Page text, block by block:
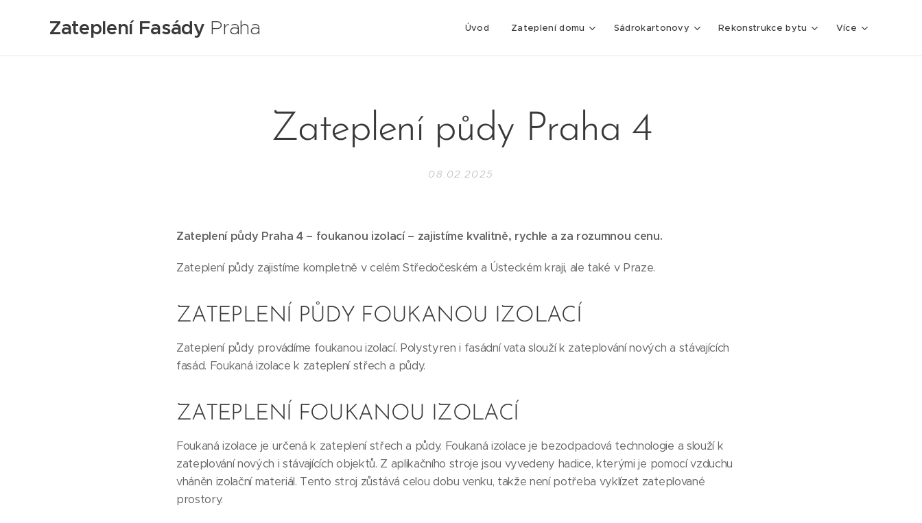
Zateplení Fasády Praha Úvod Zateplení domu Sádrokartonovy Rekonstrukce bytu Více
Zateplení půdy Praha 4
08.02.2025
Zateplení půdy Praha 4 – foukanou izolací – zajistíme kvalitně, rychle a za rozumnou cenu.
Zateplení půdy zajistíme kompletně v celém Středočeském a Ústeckém kraji, ale také v Praze.
ZATEPLENÍ PŮDY FOUKANOU IZOLACÍ
Zateplení půdy provádíme foukanou izolací. Polystyren i fasádní vata slouží k zateplování nových a stávajících
fasád. Foukaná izolace k zateplení střech a půdy.
ZATEPLENÍ FOUKANOU IZOLACÍ
Foukaná izolace je určená k zateplení střech a půdy. Foukaná izolace je bezodpadová technologie a slouží k
zateplování nových i stávajících objektů. Z aplikačního stroje jsou vyvedeny hadice, kterými je pomocí vzduchu
vháněn izolační materiál. Tento stroj zůstává celou dobu venku, takže není potřeba vyklízet zateplované
prostory.